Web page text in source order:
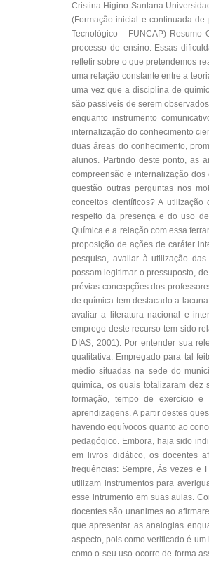
Cristina Higino Santana
(Formação inicial e continuada de
Tecnológico - FUNCAP)
processo de ensino. Essas
refletir sobre o que pretendemos
uma relação constante entre a
uma vez que a disciplina de
são passiveis de serem
enquanto instrumento
internalização do conhecimento
duas áreas do conhecimento,
alunos. Partindo deste ponto, as
compreensão e internalização
questão outras perguntas nos
conceitos científicos? A
respeito da presença e do uso
Química e a relação com essa
proposição de ações de caráter
pesquisa, avaliar à utilização
possam legitimar o pressuposto,
prévias concepções dos
de química tem destacado a
avaliar a literatura nacional e
emprego deste recurso tem sido
DIAS, 2001). Por entender sua
qualitativa. Empregado para tal
médio situadas na sede do
química, os quais totalizaram dez
formação, tempo de exercício
aprendizagens. A partir destes
havendo equívocos quanto ao
pedagógico. Embora, haja sido
em livros didático, os docentes
frequências: Sempre, Às vezes e
utilizam instrumentos para
esse intrumento em suas aulas.
docentes são unanimes ao
que apresentar as analogias
aspecto, pois como verificado é
como o seu uso ocorre de forma